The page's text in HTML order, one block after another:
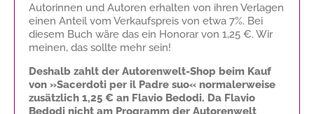
Autorinnen und Autoren erhalten von ihren Verlagen
einen Anteil vom Verkaufspreis von etwa 7%. Bei
diesem Buch wäre das ein Honorar von 1,25 €. Wir
meinen, das sollte mehr sein!
Deshalb zahlt der Autorenwelt-Shop beim Kauf
von »Sacerdoti per il Padre suo« normalerweise
zusätzlich 1,25 € an Flavio Bedodi. Da Flavio
Bedodi nicht am Programm der Autorenwelt